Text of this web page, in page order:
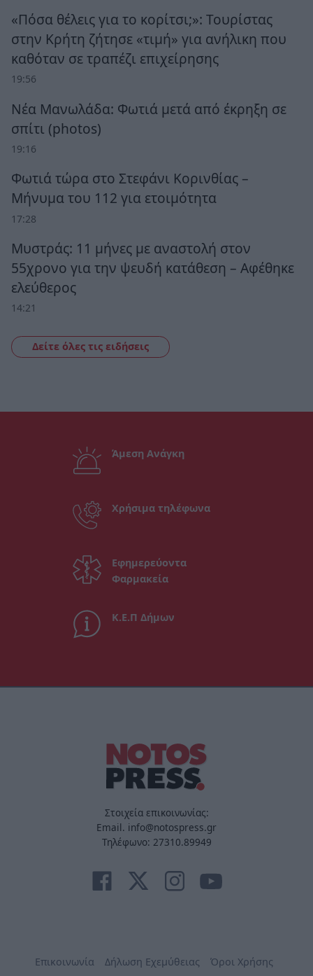
«Πόσα θέλεις για το κορίτσι;»: Τουρίστας
στην Κρήτη ζήτησε «τιμή» για ανήλικη που
καθόταν σε τραπέζι επιχείρησης
19:56
Νέα Μανωλάδα: Φωτιά μετά από έκρηξη σε
σπίτι (photos)
19:16
Φωτιά τώρα στο Στεφάνι Κορινθίας –
Μήνυμα του 112 για ετοιμότητα
17:28
Μυστράς: 11 μήνες με αναστολή στον
55χρονο για την ψευδή κατάθεση – Αφέθηκε
ελεύθερος
14:21
Δείτε όλες τις ειδήσεις
Άμεση Ανάγκη
Χρήσιμα τηλέφωνα
Εφημερεύοντα
Φαρμακεία
Κ.Ε.Π Δήμων
Στοιχεία επικοινωνίας:
Email. info@notospress.gr
Τηλέφωνο: 27310.89949
Επικοινωνία Δήλωση Εχεμύθειας Όροι Χρήσης